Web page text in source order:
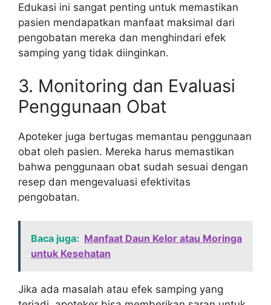
Edukasi ini sangat penting untuk memastikan
pasien mendapatkan manfaat maksimal dari
pengobatan mereka dan menghindari efek
samping yang tidak diinginkan.
3. Monitoring dan Evaluasi
Penggunaan Obat
Apoteker juga bertugas memantau penggunaan
obat oleh pasien. Mereka harus memastikan
bahwa penggunaan obat sudah sesuai dengan
resep dan mengevaluasi efektivitas
pengobatan.
Baca juga: Manfaat Daun Kelor atau Moringa
untuk Kesehatan
Jika ada masalah atau efek samping yang